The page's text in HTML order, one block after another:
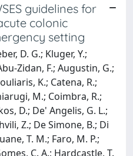
guidelines for
colonic
setting
D. G.; Kluger, Y.;
Zidan, F.; Augustin, G.;
K.; Catena, R.;
M.; Coimbra, R.;
D.; De' Angelis, G. L.;
Z.; De Simone, B.; Di
T. M.; Faro, M. P.;
C. A.; Hardcastle, T.